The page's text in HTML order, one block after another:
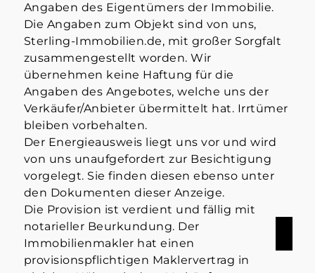
Angaben des Eigentümers der Immobilie.
Die Angaben zum Objekt sind von uns,
Sterling-Immobilien.de, mit großer Sorgfalt
zusammengestellt worden. Wir
übernehmen keine Haftung für die
Angaben des Angebotes, welche uns der
Verkäufer/Anbieter übermittelt hat. Irrtümer
bleiben vorbehalten.
Der Energieausweis liegt uns vor und wird
von uns unaufgefordert zur Besichtigung
vorgelegt. Sie finden diesen ebenso unter
den Dokumenten dieser Anzeige.
Die Provision ist verdient und fällig mit
notarieller Beurkundung. Der
Immobilienmakler hat einen
provisionspflichtigen Maklervertrag in